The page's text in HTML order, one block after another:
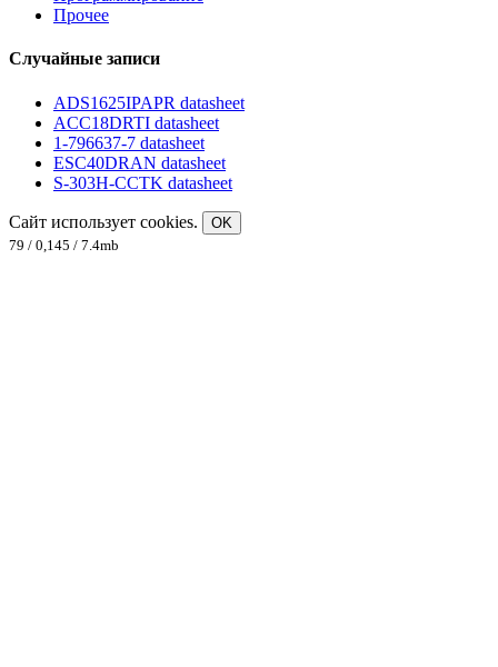
Прочее
Случайные записи
ADS1625IPAPR datasheet
ACC18DRTI datasheet
1-796637-7 datasheet
ESC40DRAN datasheet
S-303H-CCTK datasheet
Сайт использует cookies.
OK
79 / 0,145 / 7.4mb